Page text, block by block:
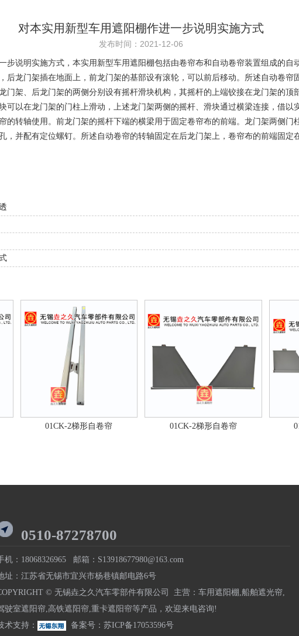
对本实用新型车用遮阳棚作进一步说明实施方式
发布时间：2021-12-06
步说明实施方式，本实用新型车用遮阳棚包括由卷帘布和自动卷帘装置组成的自
后龙门架插在地面上，前龙门架的基部设有滚轮，可以前后移动。所述自动卷帘
门架、后龙门架的两侧分别设有摇杆滑块机构，其摇杆的上端铰接在龙门架的顶
可以在龙门架的门柱上滑动，上述龙门架两侧的摇杆、滑块通过横梁连接，借以
的转轴使用。前龙门架的摇杆下端的横梁用于固定卷帘布的前端。龙门架两侧门
，并配有定位螺钉。所述自动卷帘的转轴固定在后龙门架上，卷帘布的前端固定
01CK-2梯形自卷帘 01CK-2梯形自卷帘
0510-87278700
机：18068326965 邮箱：S13918677980@163.com
址：江苏省无锡市宜兴市杨巷镇邮电路6号
© 无锡垚之久汽车零部件有限公司 主营： 车用遮阳棚 船舶遮光帘
驶室遮阳帘 高铁遮阳帘 重卡遮阳帘等产品，欢迎来电咨询!
术支持：
备案号： 苏ICP备17053596号